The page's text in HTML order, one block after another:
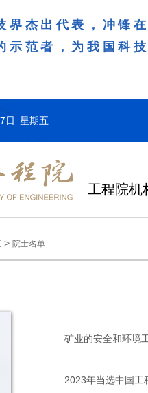
界杰出代表，冲锋
示范者，为我国科
日 星期五
工程院机
> 院士名单
矿业的安全和环境工
2023年当选中国工